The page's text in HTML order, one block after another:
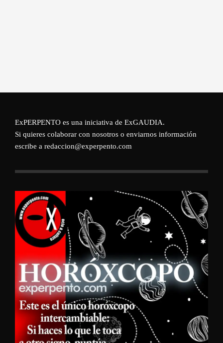
ExPERPENTO es una iniciativa de ExGAUDIA.
Si quieres colaborar con nosotros o enviarnos información
escribe a redaccion@experpento.com